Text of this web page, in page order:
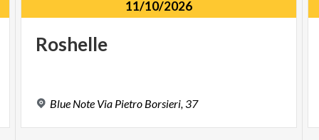
11/10/2026
Roshelle
Blue Note Via Pietro Borsieri, 37